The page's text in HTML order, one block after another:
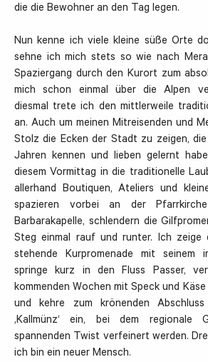
die die Bewohner an den Tag legen.
Nun kenne ich viele kleine süße Orte
sehne ich mich stets so wie nach
Spaziergang durch den Kurort zum
mich schon einmal über die Alpen
diesmal trete ich den mittlerweile
an. Auch um meinen Mitreisenden und
Stolz die Ecken der Stadt zu zeigen,
Jahren kennen und lieben gelernt
diesem Vormittag in die traditionelle
allerhand Boutiquen, Ateliers und
spazieren vorbei an der
Barbarakapelle, schlendern die
Steg einmal rauf und runter. Ich zeige
stehende Kurpromenade mit seinem
springe kurz in den Fluss Passer,
kommenden Wochen mit Speck und
und kehre zum krönenden
‚Kallmünz‘ ein, bei dem regionale
spannenden Twist verfeinert werden.
ich bin ein neuer Mensch.